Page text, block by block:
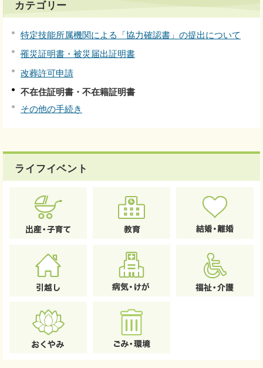
カテゴリー
特定技能所属機関による「協力確認書」の提出について
罹災証明書・被災届出証明書
改葬許可申請
不在住証明書・不在籍証明書
その他の手続き
ライフイベント